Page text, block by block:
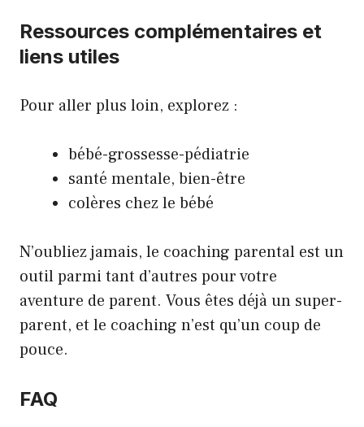
Ressources complémentaires et
liens utiles
Pour aller plus loin, explorez :
bébé-grossesse-pédiatrie
santé mentale, bien-être
colères chez le bébé
N’oubliez jamais, le coaching parental est un
outil parmi tant d’autres pour votre
aventure de parent. Vous êtes déjà un super-
parent, et le coaching n’est qu’un coup de
pouce.
FAQ